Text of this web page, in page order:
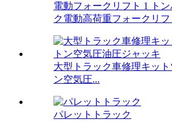
電動フォークリフト 1 ト
ク電動高荷重フォークリフ
大型トラック車修理キット
ン空気圧...
パレットトラック